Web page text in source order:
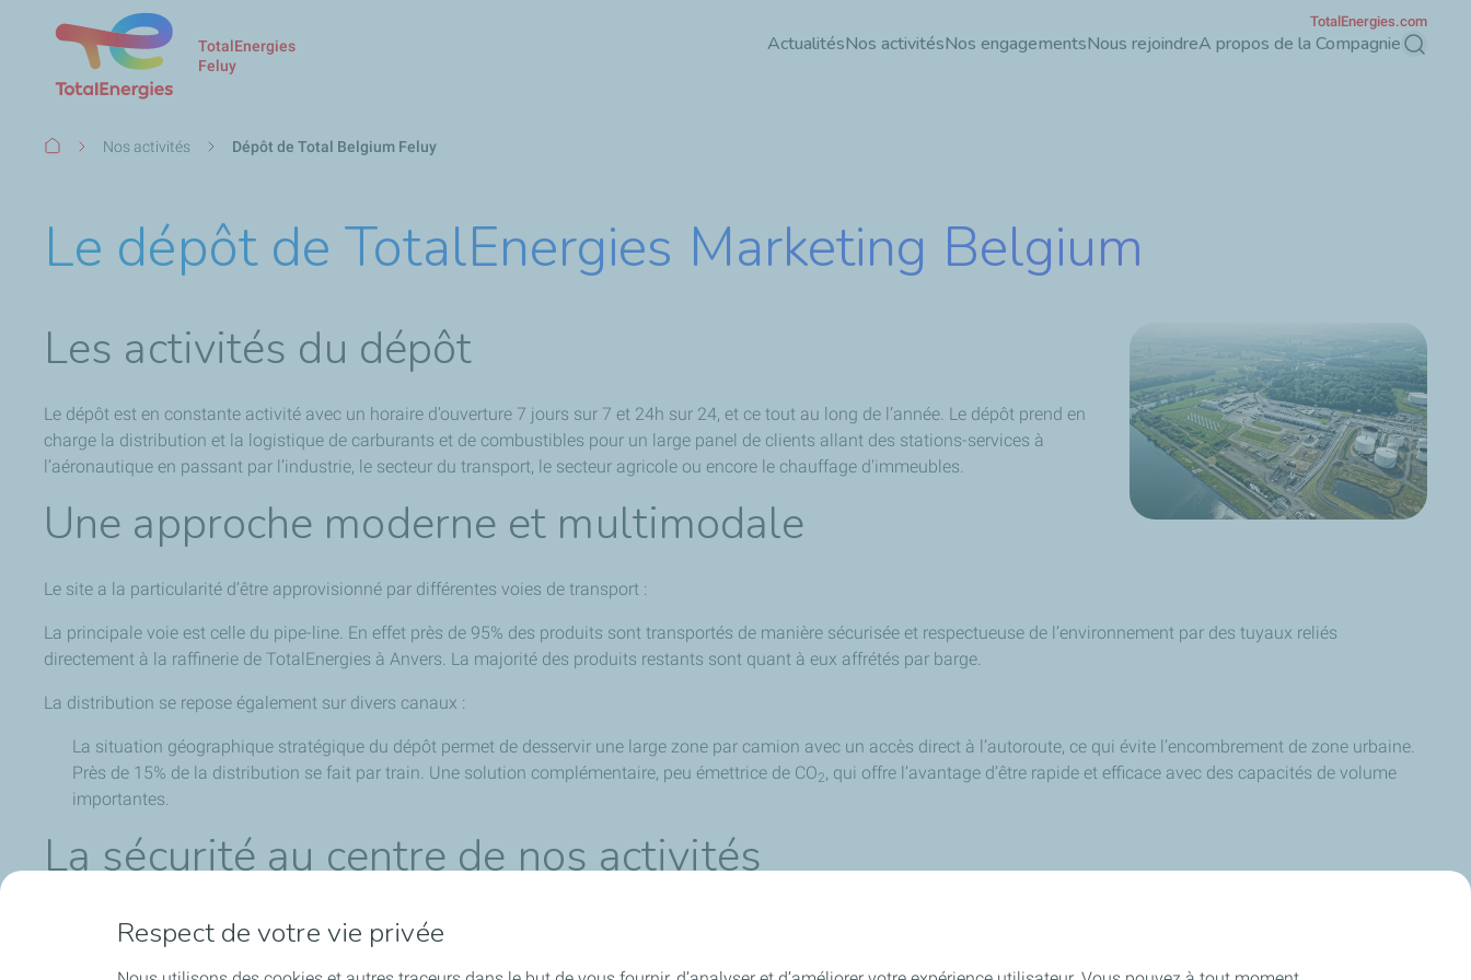
TotalEnergies
Feluy
ActualitésNos activitésNos engagementsNous rejoindreA propos de la Compagnie
TotalEnergies.com
Fil
Nos activités Dépôt de Total Belgium Feluy
Le dépôt de TotalEnergies Marketing Belgium
Les activités du dépôt
Le dépôt est en constante activité avec un horaire d’ouverture 7 jours sur 7 et 24h sur 24, et ce tout au long de l’année. Le dépôt prend en
charge la distribution et la logistique de carburants et de combustibles pour un large panel de clients allant des stations-services à
l’aéronautique en passant par l’industrie, le secteur du transport, le secteur agricole ou encore le chauffage d'immeubles.
Une approche moderne et multimodale
Le site a la particularité d’être approvisionné par différentes voies de transport :
La principale voie est celle du pipe-line. En effet près de 95% des produits sont transportés de manière sécurisée et respectueuse de l’environnement par des tuyaux reliés
directement à la raffinerie de TotalEnergies à Anvers. La majorité des produits restants sont quant à eux affrétés par barge.
La distribution se repose également sur divers canaux :
La situation géographique stratégique du dépôt permet de desservir une large zone par camion avec un accès direct à l’autoroute, ce qui évite l’encombrement de zone urbaine.
Près de 15% de la distribution se fait par train. Une solution complémentaire, peu émettrice de CO2, qui offre l’avantage d’être rapide et efficace avec des capacités de volume
importantes.
La sécurité au centre de nos activités
Le dépôt est certifié ISO 9001 (système de management de la Qualité), ISO 14001 (système de management de l’Environnement) et répond aux exigences du
référentiel interne Maestro, basé sur la norme ISO 45001 (système de management de la Sécurité).
Respect de votre vie privée